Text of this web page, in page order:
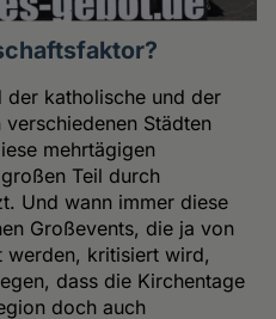
der katholische und der
Städten
mehrtägigen
Teil durch
Und wann immer diese
Großevents, die ja von
werden, kritisiert wird,
dass die Kirchentage
doch auch